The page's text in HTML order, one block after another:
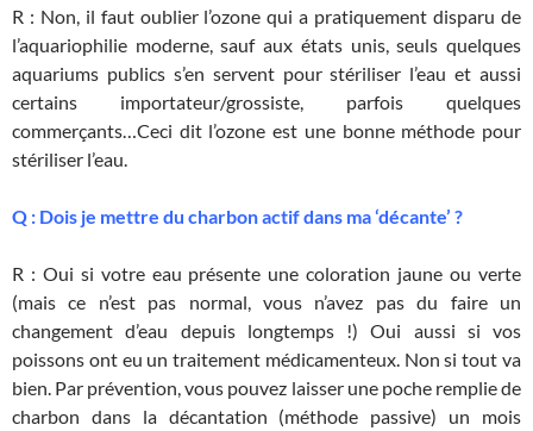
R : Non, il faut oublier l’ozone qui a pratiquement disparu de
l’aquariophilie moderne, sauf aux états unis, seuls quelques
aquariums publics s’en servent pour stériliser l’eau et aussi
certains importateur/grossiste, parfois quelques
commerçants…Ceci dit l’ozone est une bonne méthode pour
stériliser l’eau.
Q : Dois je mettre du charbon actif dans ma ‘décante’ ?
R : Oui si votre eau présente une coloration jaune ou verte
(mais ce n’est pas normal, vous n’avez pas du faire un
changement d’eau depuis longtemps !) Oui aussi si vos
poissons ont eu un traitement médicamenteux. Non si tout va
bien. Par prévention, vous pouvez laisser une poche remplie de
charbon dans la décantation (méthode passive) un mois